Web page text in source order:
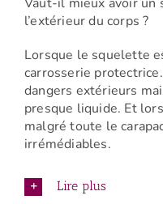
l’extérieur du corps ?
Lorsque le squelette
carrosserie
dangers extérieurs
presque liquide. Et
malgré toute le
irrémédiables.
Lire plus